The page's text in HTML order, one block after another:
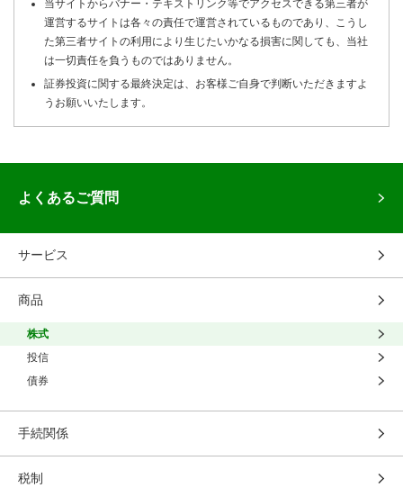
当サイトからバナー・テキストリンク等でアクセスできる第三者が
運営するサイトは各々の責任で運営されているものであり、こうし
た第三者サイトの利用により生じたいかなる損害に関しても、当社
は一切責任を負うものではありません。
証券投資に関する最終決定は、お客様ご自身で判断いただきますよ
うお願いいたします。
よくあるご質問
サービス
商品
株式
投信
債券
手続関係
税制